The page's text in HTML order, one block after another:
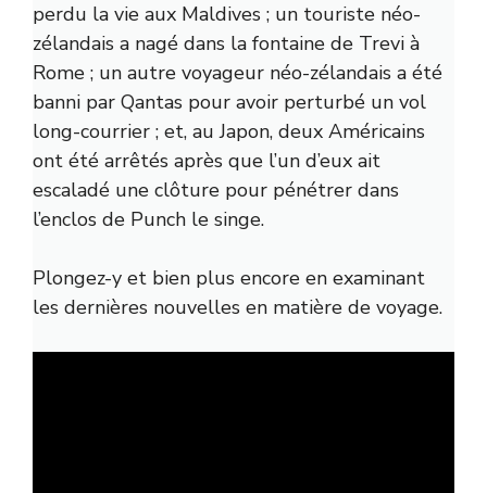
perdu la vie aux Maldives ; un touriste néo-
zélandais a nagé dans la fontaine de Trevi à
Rome ; un autre voyageur néo-zélandais a été
banni par Qantas pour avoir perturbé un vol
long-courrier ; et, au Japon, deux Américains
ont été arrêtés après que l’un d’eux ait
escaladé une clôture pour pénétrer dans
l’enclos de Punch le singe.
Plongez-y et bien plus encore en examinant
les dernières nouvelles en matière de voyage.